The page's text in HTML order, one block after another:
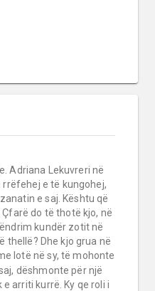
Adriana Lekuvreri në
e të kungohej,
e saj. Kështu që
do të thotë kjo, në
kundër zotit në
thellë? Dhe kjo grua në
lotë në sy, të mohonte
dëshmonte për një
arriti kurrë. Ky qe roli i